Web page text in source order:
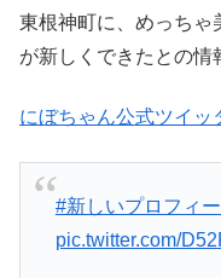
東根神町に、めっちゃ
が新しくできたとの情
にぼちゃん公式ツイッ
#新しいプロフィ
pic.twitter.com/